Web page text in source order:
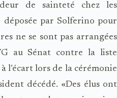
de sainteté chez les
déposée par Solferino pour
ne se sont pas arrangées
au Sénat contre la liste
l’écart lors de la cérémonie
décédé. «Des élus ont